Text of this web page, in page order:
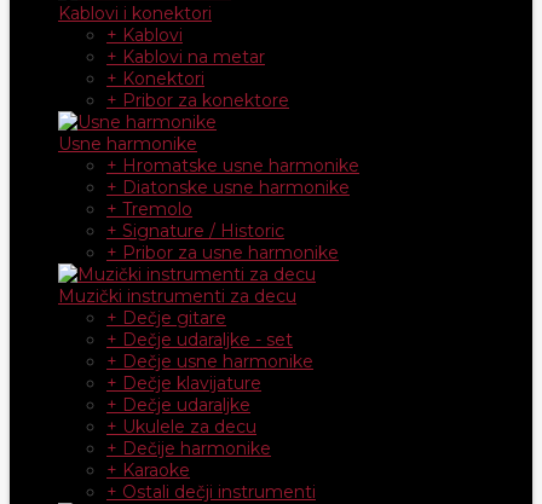
Kablovi i konektori
+ Kablovi
+ Kablovi na metar
+ Konektori
+ Pribor za konektore
Usne harmonike
+ Hromatske usne harmonike
+ Diatonske usne harmonike
+ Tremolo
+ Signature / Historic
+ Pribor za usne harmonike
Muzički instrumenti za decu
+ Dečje gitare
+ Dečje udaraljke - set
+ Dečje usne harmonike
+ Dečje klavijature
+ Dečje udaraljke
+ Ukulele za decu
+ Dečije harmonike
+ Karaoke
+ Ostali dečji instrumenti